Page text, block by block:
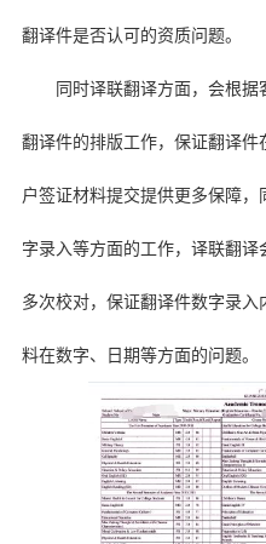
翻译件是否认可的资质问题。
同时译联翻译方面，会根
翻译件的排版工作，保证翻译
户签证材料提交提供更多保障
字录入等方面的工作，译联翻译
多次校对，保证翻译件数字录
料在数字、日期等方面的问题。